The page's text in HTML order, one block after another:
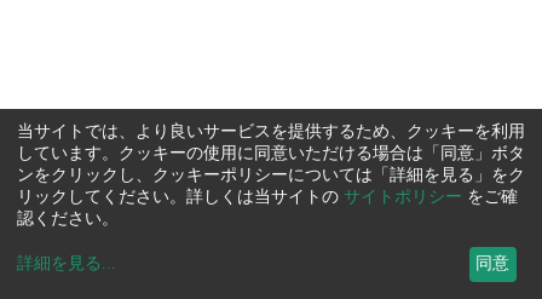
当サイトでは、より良いサービスを提供するため、クッキーを利用
しています。クッキーの使用に同意いただける場合は「同意」ボタ
ンをクリックし、クッキーポリシーについては「詳細を見る」をク
リックしてください。詳しくは当サイトの サイトポリシー をご確
認ください。
詳細を見る ... 同意